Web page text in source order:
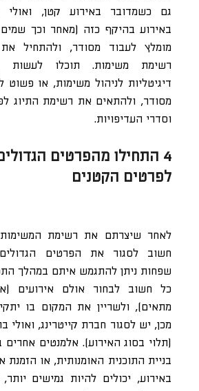
גם כשמדובר באירוע קטן, ואולי
באירוע בהיקף כזה (מאחר וכך
מומלץ לעבוד מסודר, ולהתחיל
רשימת משימות. תוכלו לעשות
דיגיטליות לניהול משימות, או
מסודר, ולהתאים את רשימת התיוג
וסדרי העדיפויות.
4 התחילו מהפרטים
לפרטים הקטנים
לאחר שיצרתם את רשימת המשימות
חשוב לסגור את הפרטים
שפחות ניתן להתגמש איתם במהלך
כל חשוב לבחור אולם אירועים
מתאים), ולשריין את המקום בו
מכן, יש לסגור חברת קייטרינג, ואולי
(תלוי בסוג האירוע). אלמנטים
בניית התוכנית האומנותית, או הזמנת
באירוע, יכולים להיות גמישים